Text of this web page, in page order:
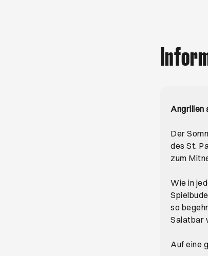
Angrillen
Der
des St.
zum
Wie in
so
Salatbar
Auf eine